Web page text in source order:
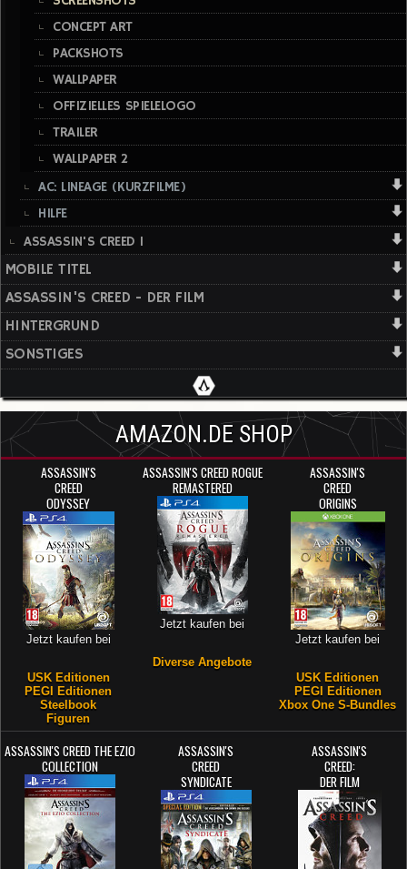
CONCEPT ART
PACKSHOTS
WALLPAPER
OFFIZIELLES SPIELELOGO
TRAILER
WALLPAPER 2
AC: LINEAGE (KURZFILME)
HILFE
ASSASSIN'S CREED 1
MOBILE TITEL
ASSASSIN'S CREED - DER FILM
HINTERGRUND
SONSTIGES
AMAZON.DE SHOP
ASSASSIN'S
CREED
ODYSSEY
Jetzt kaufen bei
USK Editionen
PEGI Editionen
Steelbook
Figuren
ASSASSIN'S CREED ROGUE
REMASTERED
Jetzt kaufen bei
Diverse Angebote
ASSASSIN'S
CREED
ORIGINS
Jetzt kaufen bei
USK Editionen
PEGI Editionen
Xbox One S-Bundles
ASSASSIN'S CREED THE EZIO
COLLECTION
ASSASSIN'S
CREED
SYNDICATE
ASSASSIN'S
CREED:
DER FILM